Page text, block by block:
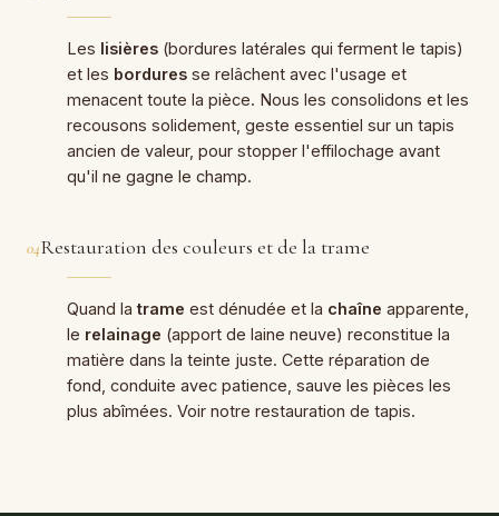
Les lisières (bordures latérales qui ferment le tapis)
et les bordures se relâchent avec l'usage et
menacent toute la pièce. Nous les consolidons et les
recousons solidement, geste essentiel sur un tapis
ancien de valeur, pour stopper l'effilochage avant
qu'il ne gagne le champ.
04Restauration des couleurs et de la trame
Quand latrame est dénudée et la chaîne apparente,
le relainage (apport de laine neuve) reconstitue la
matière dans la teinte juste. Cette réparation de
fond, conduite avec patience, sauve les pièces les
plus abîmées. Voir notre restauration de tapis.